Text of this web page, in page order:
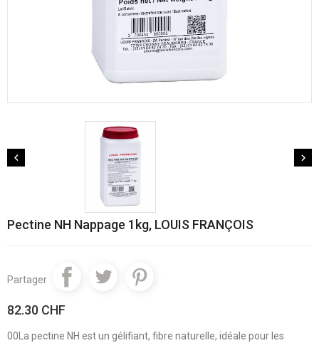
 
Pectine NH Nappage 1kg, LOUIS FRANÇOIS
Partager
82.30 CHF
00La pectine NH est un gélifiant, fibre naturelle, idéale pour les